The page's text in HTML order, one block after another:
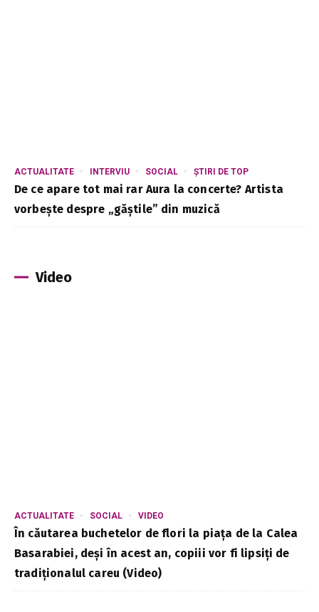
ACTUALITATE INTERVIU SOCIAL ȘTIRI DE TOP
De ce apare tot mai rar Aura la concerte? Artista
vorbește despre „găștile” din muzică
Video
ACTUALITATE SOCIAL VIDEO
În căutarea buchetelor de flori la piața de la Calea
Basarabiei, deși în acest an, copiii vor fi lipsiți de
tradiționalul careu (Video)